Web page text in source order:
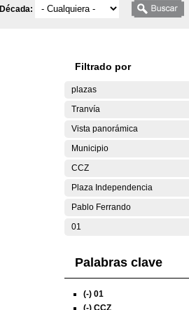
Década:
Filtrado por
plazas
Tranvía
Vista panorámica
Municipio
CCZ
Plaza Independencia
Pablo Ferrando
01
Palabras clave
(-) 01
(-) CCZ